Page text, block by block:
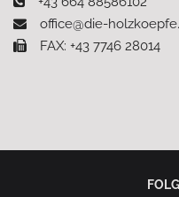
office@die-
FAX: +43 7746 28014